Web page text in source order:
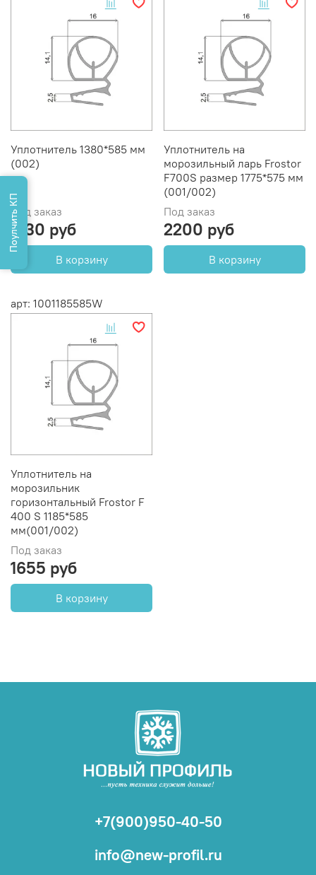
Уплотнитель 1380*585 мм
(002)
Под заказ
1730 руб
В корзину
Уплотнитель на
морозильный ларь Frostor
F700S размер 1775*575 мм
(001/002)
Под заказ
2200 руб
В корзину
арт: 1001185585W
Уплотнитель на
морозильник
горизонтальный Frostor F
400 S 1185*585
мм(001/002)
Под заказ
1655 руб
В корзину
+7(900)950-40-50
info@new-profil.ru
Поулчить КП